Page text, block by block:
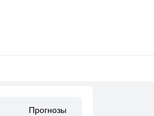
Прогнозы